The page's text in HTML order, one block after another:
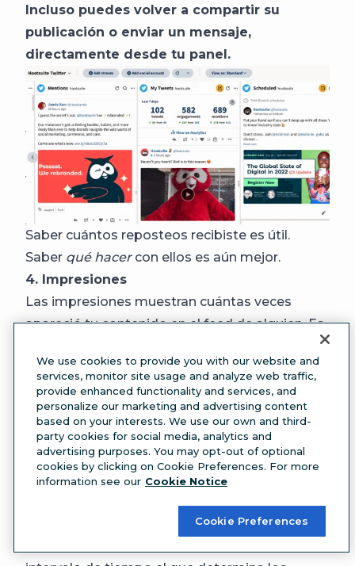
Incluso puedes volver a compartir su
publicación o enviar un mensaje,
directamente desde tu panel.
Saber cuántos reposteos recibiste es útil.
Saber qué hacercon ellos es aún mejor.
4. Impresiones
Las impresiones muestran cuántas veces
apareció tu contenido en el feed de alguien. Es
es tan significativa como la interacción, vale la
pena monitorearla a lo largo del tiempo.
En el panel de Twitter Analytics, puedes
monitorear las impresiones diarias, semanales,
mensuales, anuales o durante un «periodo de
pago» específico. En este caso, «periodo de
utilizado en el programa de ingresos
We use cookies to provide you with our website and
services, monitor site usage and analyze web traffic,
provide enhanced functionality and services, and
personalize our marketing and advertising content
based on your interests. We use our own and third-
party cookies for social media, analytics and
advertising purposes. You may opt-out of optional
cookies by clicking on Cookie Preferences. For more
information see our Cookie Notice
Cookie Preferences